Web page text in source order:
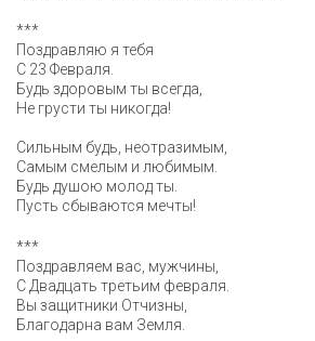
***
Поздравляю я тебя
С 23 Февраля.
Будь здоровым ты всегда,
Не грусти ты никогда!
Сильным будь, неотразимым,
Самым смелым и любимым.
Будь душою молод ты.
Пусть сбываются мечты!
***
Поздравляем вас, мужчины,
С Двадцать третьим февраля.
Вы защитники Отчизны,
Благодарна вам Земля.